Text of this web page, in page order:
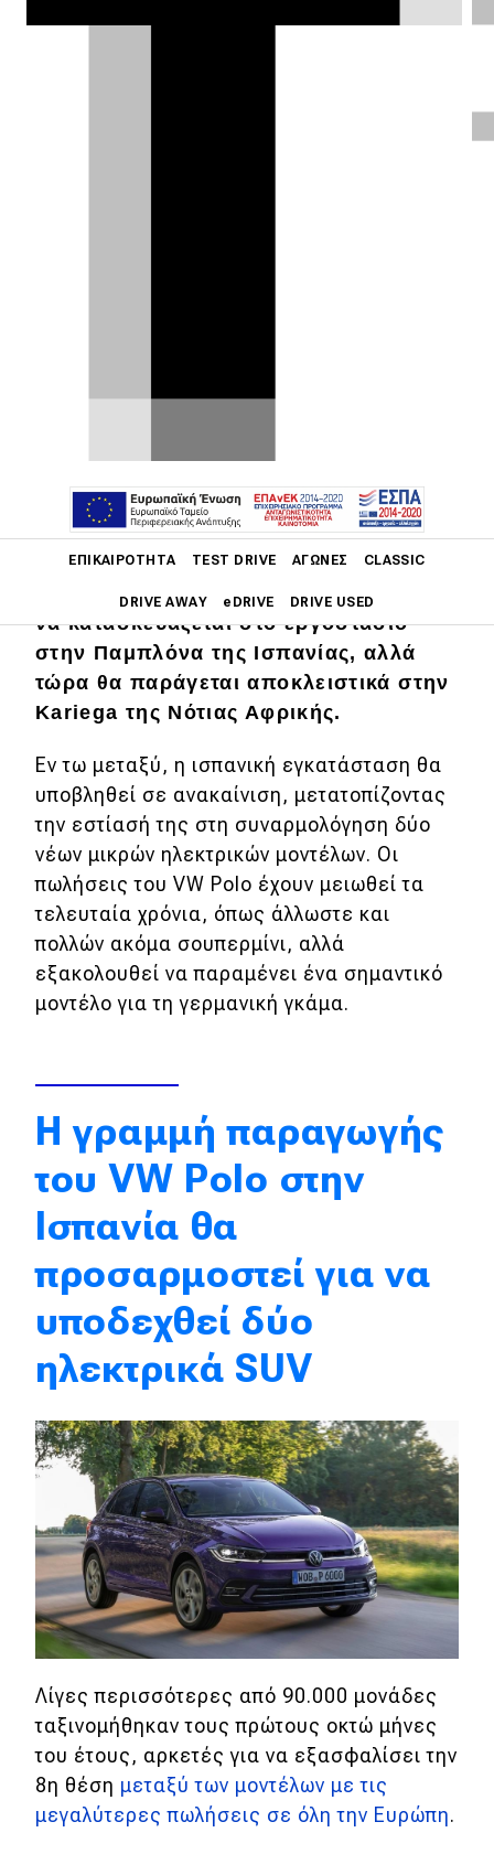
ΕΠΙΚΑΙΡΌΤΗΤΑ TEST DRIVE ΑΓΏΝΕΣ CLASSIC
DRIVE AWAY eDRIVE DRIVE USED
Main navigation
Επικαιρότητα
Νέα μοντέλα
Πρωτότυπα
Ελλάδα
Κόσμος
Τεχνολογία
Ασφάλεια
Αγορά
Δοκιμή
Αποστολή
Συγκρίνουμε
Αγώνες
Formula 1
WRC
Motorsport
Eco
Νέα
Τεχνολογία
Σταθμοί φόρτισης
Classic
Μετά από 40 χρόνια, η παραγωγή του
VW Polo έπαυσε στην ευρωπαϊκή
ήπειρο. Το δημοφιλές μικρό ξεκίνησε
να κατασκευάζεται στο εργοστάσιο
στην Παμπλόνα της Ισπανίας, αλλά
τώρα θα παράγεται αποκλειστικά στην
Kariega της Νότιας Αφρικής.
Εν τω μεταξύ, η ισπανική εγκατάσταση θα
υποβληθεί σε ανακαίνιση, μετατοπίζοντας
την εστίασή της στη συναρμολόγηση δύο
νέων μικρών ηλεκτρικών μοντέλων. Οι
πωλήσεις του VW Polo έχουν μειωθεί τα
τελευταία χρόνια, όπως άλλωστε και
πολλών ακόμα σουπερμίνι, αλλά
εξακολουθεί να παραμένει ένα σημαντικό
μοντέλο για τη γερμανική γκάμα.
H γραμμή παραγωγής
του VW Polo στην
Ισπανία θα
προσαρμοστεί για να
υποδεχθεί δύο
ηλεκτρικά SUV
Λίγες περισσότερες από 90.000 μονάδες
ταξινομήθηκαν τους πρώτους οκτώ μήνες
του έτους, αρκετές για να εξασφαλίσει την
8η θέση μεταξύ των μοντέλων με τις
μεγαλύτερες πωλήσεις σε όλη την Ευρώπη.